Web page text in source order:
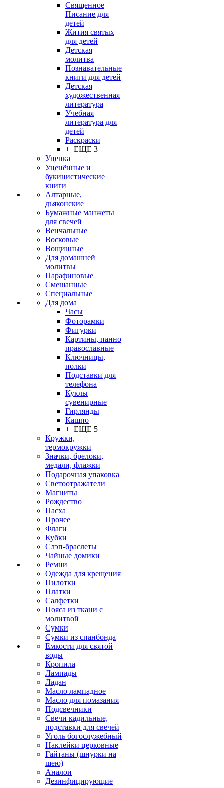
Священное
Писание для
детей
Жития святых
для детей
Детская
молитва
Познавательные
книги для детей
Детская
художественная
литература
Учебная
литература для
детей
Раскраски
+ ЕЩЕ 3
Уценка
Уценённые и
букинистические
книги
Алтарные,
дьяконские
Бумажные манжеты
для свечей
Венчальные
Восковые
Вощинные
Для домашней
молитвы
Парафиновые
Смешанные
Специальные
Для дома
Часы
Фоторамки
Фигурки
Картины, панно
православные
Ключницы,
полки
Подставки для
телефона
Куклы
сувенирные
Гирлянды
Кашпо
+ ЕЩЕ 5
Кружки,
термокружки
Значки, брелоки,
медали, флажки
Подарочная упаковка
Светоотражатели
Магниты
Рождество
Пасха
Прочее
Флаги
Кубки
Слэп-браслеты
Чайные домики
Ремни
Одежда для крещения
Пилотки
Платки
Салфетки
Пояса из ткани с
молитвой
Сумки
Сумки из спанбонда
Емкости для святой
воды
Кропила
Лампады
Ладан
Масло лампадное
Масло для помазания
Подсвечники
Свечи кадильные,
подставки для свечей
Уголь богослужебный
Наклейки церковные
Гайтаны (шнурки на
шею)
Аналои
Дезинфицирующие